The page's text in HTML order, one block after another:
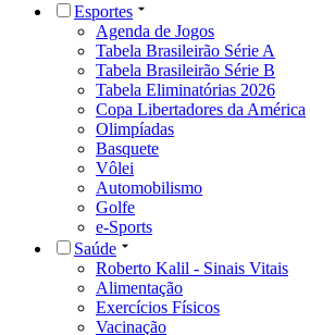
Esportes
Agenda de Jogos
Tabela Brasileirão Série A
Tabela Brasileirão Série B
Tabela Eliminatórias 2026
Copa Libertadores da América
Olimpíadas
Basquete
Vôlei
Automobilismo
Golfe
e-Sports
Saúde
Roberto Kalil - Sinais Vitais
Alimentação
Exercícios Físicos
Vacinação